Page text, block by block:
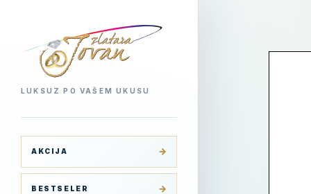
LUKSUZ PO VAŠEM UKUSU
AKCIJA
BESTSELER